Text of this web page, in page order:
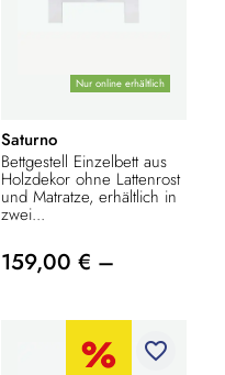
Nur online erhältlich
Saturno
Bettgestell Einzelbett aus
Holzdekor ohne Lattenrost
und Matratze, erhältlich in
zwei...
159,00 € –
favorite_border